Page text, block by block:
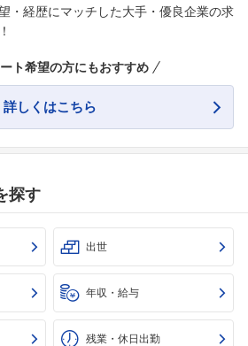
・経歴にマッチした大手・優良企業の求
ト希望の方にもおすすめ
詳しくはこちら
探す
出世
年収・給与
残業・休日出勤